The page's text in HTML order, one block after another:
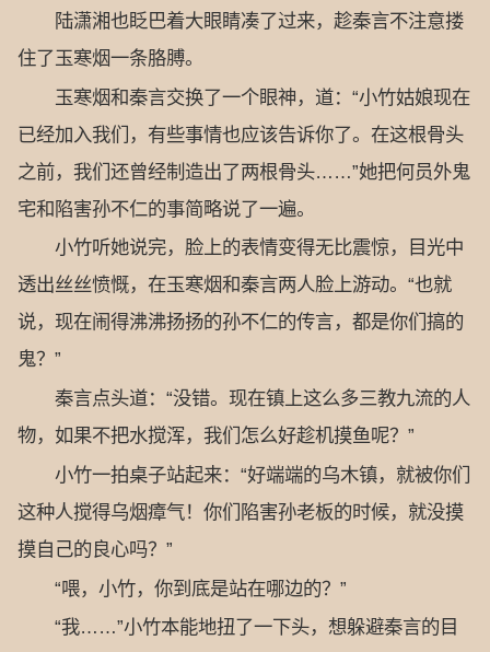
陆潇湘也眨巴着大眼睛凑了过来，趁秦言不注意搂
住了玉寒烟一条胳膊。
玉寒烟和秦言交换了一个眼神，道：“小竹姑娘现在
已经加入我们，有些事情也应该告诉你了。在这根骨头
之前，我们还曾经制造出了两根骨头……”她把何员外鬼
宅和陷害孙不仁的事简略说了一遍。
小竹听她说完，脸上的表情变得无比震惊，目光中
透出丝丝愤慨，在玉寒烟和秦言两人脸上游动。“也就
说，现在闹得沸沸扬扬的孙不仁的传言，都是你们搞的
鬼？”
秦言点头道：“没错。现在镇上这么多三教九流的人
物，如果不把水搅浑，我们怎么好趁机摸鱼呢？”
小竹一拍桌子站起来：“好端端的乌木镇，就被你们
这种人搅得乌烟瘴气！你们陷害孙老板的时候，就没摸
摸自己的良心吗？”
“喂，小竹，你到底是站在哪边的？”
“我……”小竹本能地扭了一下头，想躲避秦言的目